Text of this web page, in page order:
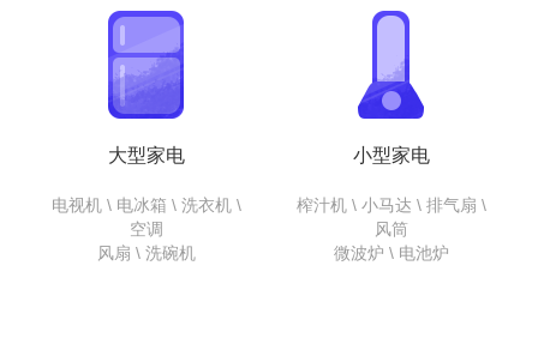
大型家电
电视机 \ 电冰箱 \ 洗衣机 \
空调
风扇 \ 洗碗机
小型家电
榨汁机 \ 小马达 \ 排气扇 \
风筒
微波炉 \ 电池炉